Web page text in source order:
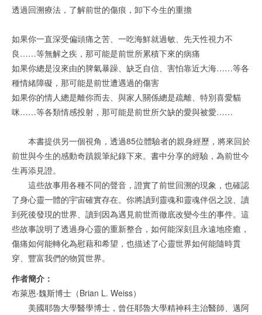
透過回溯療法，了解前世的傷痕，卸下今生的重擔
如果你一直深受偏頭痛之苦、一吃海鮮就過敏、先天性視力不
良……等無解之疾，那可能是前世所累積下來的病痛
如果你總是沒來由的脾氣暴躁、缺乏自信、害怕靠近大海……等各
種情緒障礙，那可能是前世遭遇過的傷害
如果你的情人總是離你而去、與家人關係總是疏離、特別喜愛貓
咪……等各類情感投射，那可能是前世所欠缺的愛與被愛……
本書提供另一個視角，透過85位體驗者的親身經歷，將來回於
前世與今生的感動奇蹟親筆紀錄下來。書中分享的經驗，為前世今
生再添見證。
這些故事用各種不同的聲音，證實了前世回溯的現象，也確認
了身心靈一體的宇宙確實存在。你將讀到靈魂和靈魂伴侶之說、讀
到死後發現的世界、讀到因為遇見前世而徹底改變今生的事件。這
些故事說明了透過身心靈的重新整合，如何能深刻且永遠地痊癒，
傷痛如何能轉化為慰藉和希望，也描述了心靈世界如何能隨時貫
穿、豐富我們的物質世界。
作者簡介：
布萊恩‧魏斯博士（Brian L. Weiss）
美國耶魯大學醫學博士，曾任耶魯大學精神科主治醫師、邁阿